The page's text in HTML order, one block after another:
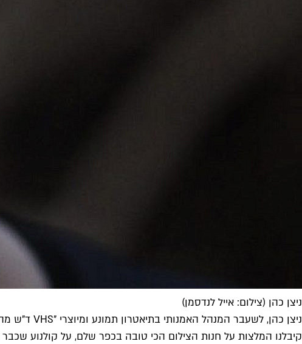
ניצן כהן (צילום: אייל לנדסמן)
קיבלנו המלצות על חנות הצילום הכי טובה בכפר שלם, על קולנוע שכבר